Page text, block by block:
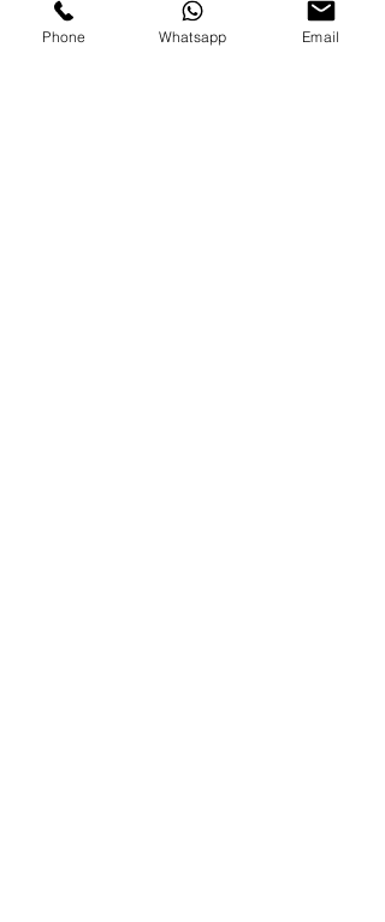
Phone Whatsapp Email